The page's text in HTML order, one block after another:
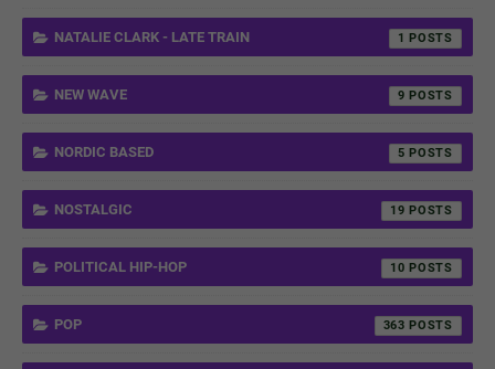
NATALIE CLARK - LATE TRAIN 1
NEW WAVE 9
NORDIC BASED 5
NOSTALGIC 19
POLITICAL HIP-HOP 10
POP 363